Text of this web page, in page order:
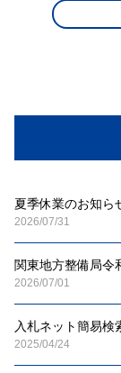
夏季休業のお知ら
2026/07/31
関東地方整備局令
2026/07/01
入札ネット簡易検
2025/04/24